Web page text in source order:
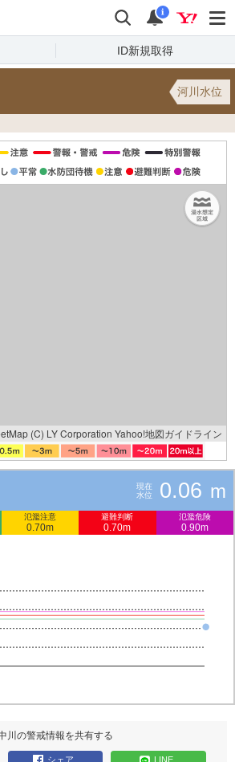
検索 通知
i
ID新規取得
河川水位
(C) LY Corporation Yahoo!地図ガイドライン
現在
水位
0.06 m
氾濫注意
0.70m
避難判断
0.70m
氾濫危険
0.90m
川の警戒情報を共有する
シェア LINE